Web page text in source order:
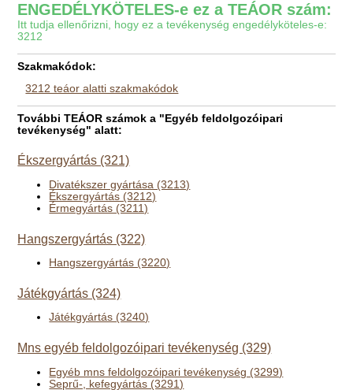
ENGEDÉLYKÖTELES-e ez a TEÁOR szám:
Itt tudja ellenőrizni, hogy ez a tevékenység engedélyköteles-e:
3212
Szakmakódok:
3212 teáor alatti szakmakódok
További TEÁOR számok a "Egyéb feldolgozóipari
tevékenység" alatt:
Ékszergyártás (321)
Divatékszer gyártása (3213)
Ékszergyártás (3212)
Érmegyártás (3211)
Hangszergyártás (322)
Hangszergyártás (3220)
Játékgyártás (324)
Játékgyártás (3240)
Mns egyéb feldolgozóipari tevékenység (329)
Egyéb mns feldolgozóipari tevékenység (3299)
Seprű-, kefegyártás (3291)